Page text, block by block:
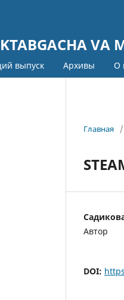
VA
выпуск Архивы О
Главная /
Автор
DOI: